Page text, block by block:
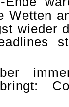
Wetten
wieder